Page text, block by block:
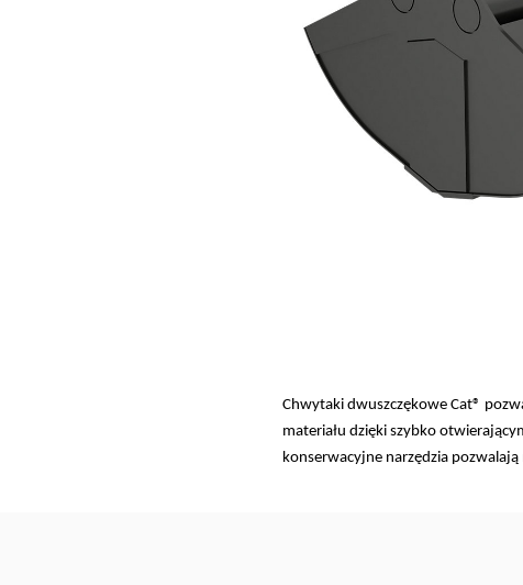
Chwytaki dwuszczękowe Cat®
materiału dzięki szybko
konserwacyjne narzędzia pozwalają